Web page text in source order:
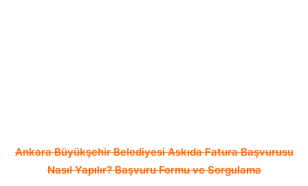
Ankara Büyükşehir Belediyesi Askıda Fatura Başvurusu
Nasıl Yapılır? Başvuru Formu ve Sorgulama